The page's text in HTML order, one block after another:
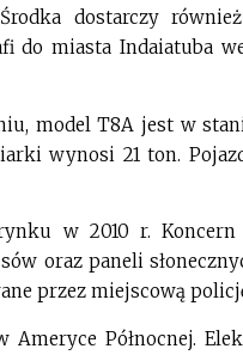
dostarczy
do miasta Indaiatuba
model T8A jest w
wynosi 21 ton.
w 2010 r.
oraz paneli
przez miejscową
Ameryce Północnej.